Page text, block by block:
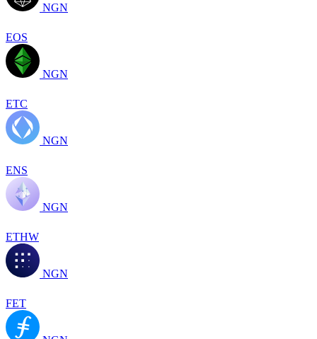
NGN
EOS
NGN
ETC
NGN
ENS
NGN
ETHW
NGN
FET